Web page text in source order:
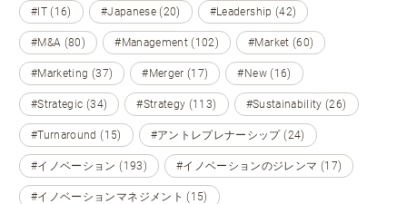
#IT (16) #Japanese (20) #Leadership (42)
#M&A (80) #Management (102) #Market (60)
#Marketing (37) #Merger (17) #New (16)
#Strategic (34) #Strategy (113) #Sustainability (26)
#Turnaround (15) #アントレプレナーシップ (24)
#イノベーション (193) #イノベーションのジレンマ (17)
#イノベーションマネジメント (15)